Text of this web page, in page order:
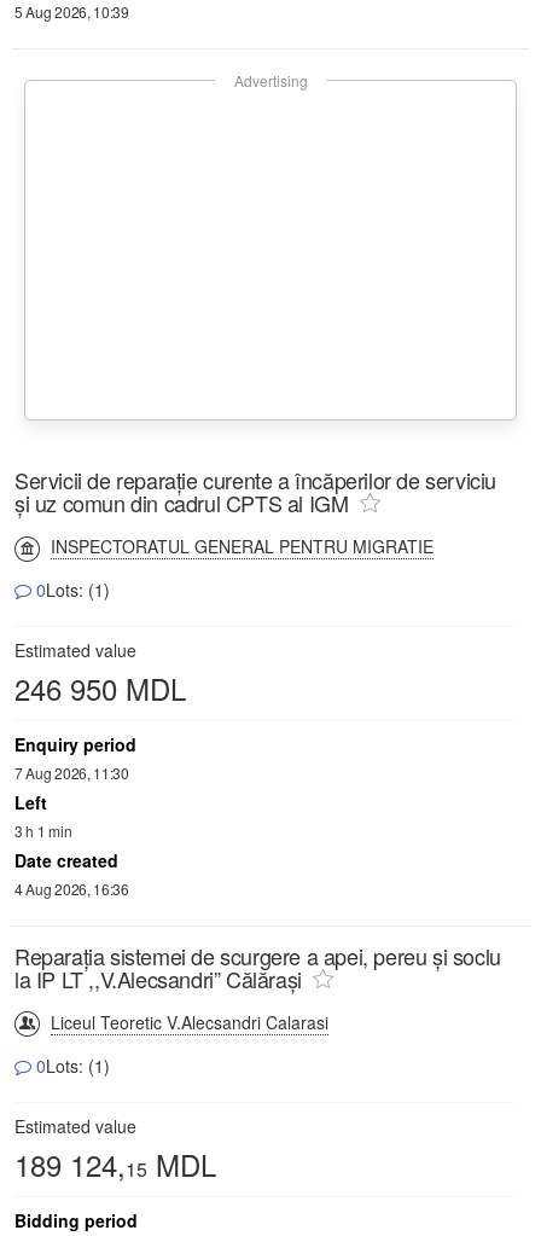
5 Aug 2026, 10:39
Advertising
Servicii de reparație curente a încăperilor de serviciu
și uz comun din cadrul CPTS al IGM
INSPECTORATUL GENERAL PENTRU MIGRATIE
0Lots: (1)
Estimated value
246 950 MDL
Enquiry period
7 Aug 2026, 11:30
Left
3 h 1 min
Date created
4 Aug 2026, 16:36
Reparația sistemei de scurgere a apei, pereu și soclu
la IP LT ,,V.Alecsandri” Călărași
Liceul Teoretic V.Alecsandri Calarasi
0Lots: (1)
Estimated value
189 124,15 MDL
Bidding period